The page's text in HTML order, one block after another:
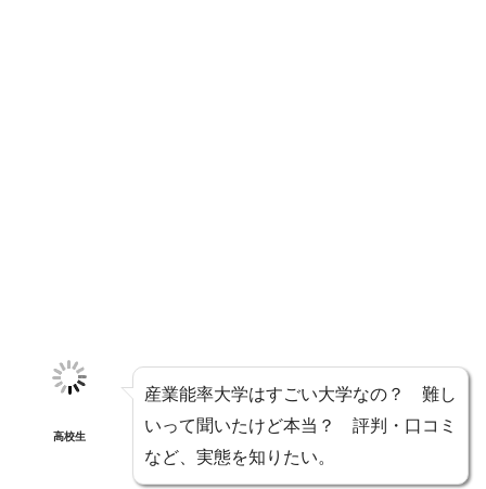
高校生
産業能率大学はすごい大学なの？ 難し
いって聞いたけど本当？ 評判・口コミ
など、実態を知りたい。